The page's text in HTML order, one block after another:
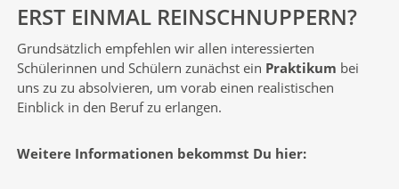
ERST EINMAL REINSCHNUPPERN?
Grundsätzlich empfehlen wir allen interessierten
Schülerinnen und Schülern zunächst ein Praktikum bei
uns zu zu absolvieren, um vorab einen realistischen
Einblick in den Beruf zu erlangen.
Weitere Informationen bekommst Du hier: